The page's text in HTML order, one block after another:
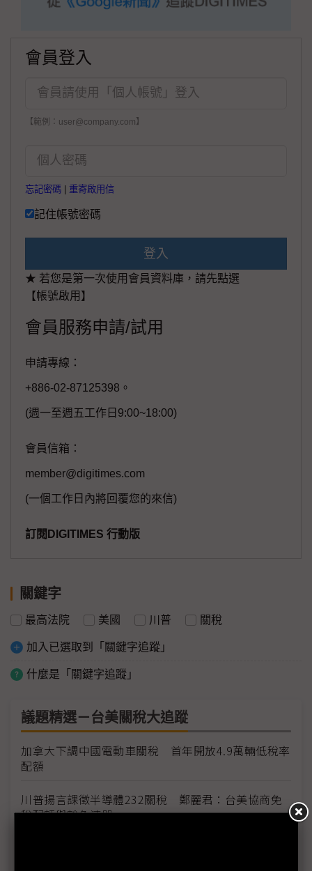
會員登入
【範例：user@company.com】
忘記密碼 重寄啟用信
記住帳號密碼
登入
★ 若您是第一次使用會員資料庫，請先點選
【帳號啟用】
會員服務申請/試用
申請專線：
+886-02-87125398。
(週一至週五工作日9:00~18:00)
會員信箱：
member@digitimes.com
(一個工作日內將回覆您的來信)
訂閱DIGITIMES 行動版
關鍵字
最高法院 美國 川普 關稅
加入已選取到「關鍵字追蹤」
什麼是「關鍵字追蹤」
議題精選－台美關稅大追蹤
加拿大下調中國電動車關稅 首年開放4.9萬輛低稅率
配額
川普揚言課徵半導體232關稅 鄭麗君：台美協商免
稅配額與豁免清單